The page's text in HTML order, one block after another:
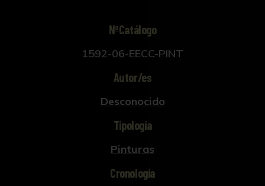
NºCatálogo
1592-06-EECC-PINT
Autor/es
Desconocido
Tipología
Pinturas
Cronología